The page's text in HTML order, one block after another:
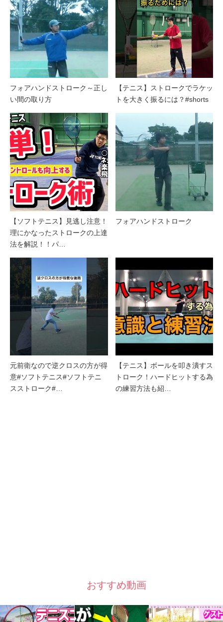
フォアハンドストローク～正し
い間の取り方
【テニス】ストロークでラケッ
トを大きく振るには？#shorts
【ソフトテニス】見逃し注意！
理にかなったストロークの上達
法を解説！！パ…
フォアハンドストローク
元前衛なので逆クロスの方が得
意#ソフトテニス#ソフトテニ
スストローク#…
【テニス】ボールを叩き潰すス
トローク！ハードヒットする為
の練習方法も紹…
おすすめ動画